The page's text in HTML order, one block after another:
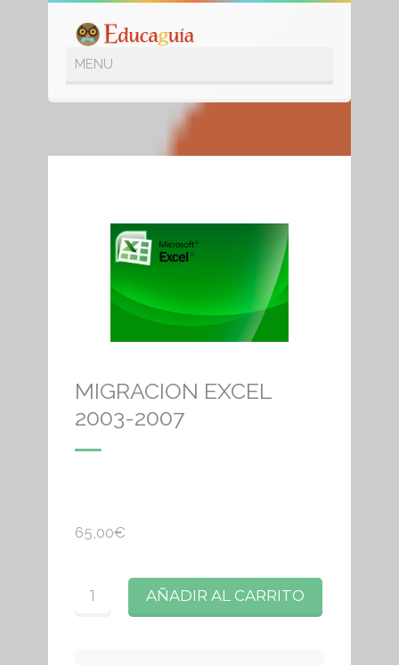
SHOP
MIGRACION EXCEL
2003-2007
65,00€
Cantidad
AÑADIR AL CARRITO